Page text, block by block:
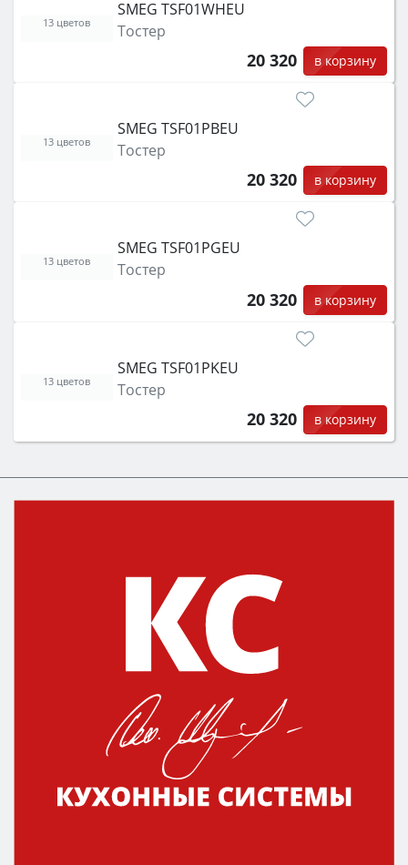
SMEG TSF01WHEU
Тостер
20 320 в корзину
13 цветов
SMEG TSF01PBEU
Тостер
20 320 в корзину
13 цветов
SMEG TSF01PGEU
Тостер
20 320 в корзину
13 цветов
SMEG TSF01PKEU
Тостер
20 320 в корзину
13 цветов